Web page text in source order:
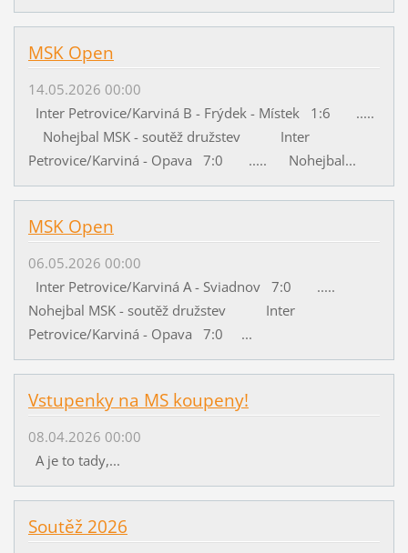
MSK Open
14.05.2026 00:00
Inter Petrovice/Karviná B - Frýdek - Místek 1:6 .....
Nohejbal MSK - soutěž družstev Inter
Petrovice/Karviná - Opava 7:0 ..... Nohejbal...
MSK Open
06.05.2026 00:00
Inter Petrovice/Karviná A - Sviadnov 7:0 .....
Nohejbal MSK - soutěž družstev Inter
Petrovice/Karviná - Opava 7:0 ...
Vstupenky na MS koupeny!
08.04.2026 00:00
A je to tady,...
Soutěž 2026